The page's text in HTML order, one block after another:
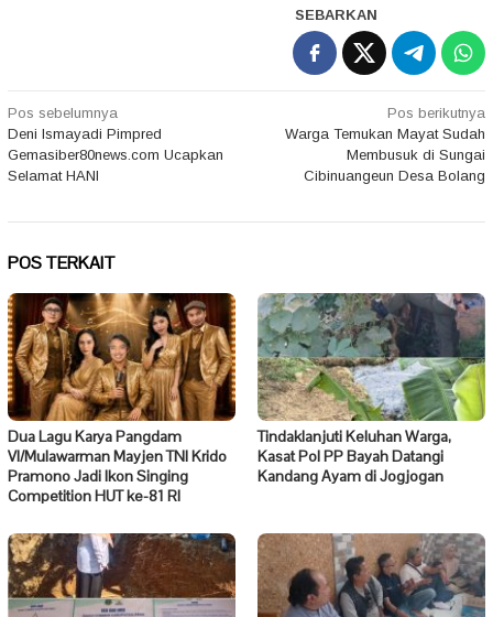
SEBARKAN
Navigasi
pos
Pos sebelumnya
Deni Ismayadi Pimpred
Gemasiber80news.com Ucapkan
Selamat HANI
Pos berikutnya
Warga Temukan Mayat Sudah
Membusuk di Sungai
Cibinuangeun Desa Bolang
POS TERKAIT
Dua Lagu Karya Pangdam
VI/Mulawarman Mayjen TNI Krido
Pramono Jadi Ikon Singing
Competition HUT ke-81 RI
Tindaklanjuti Keluhan Warga,
Kasat Pol PP Bayah Datangi
Kandang Ayam di Jogjogan